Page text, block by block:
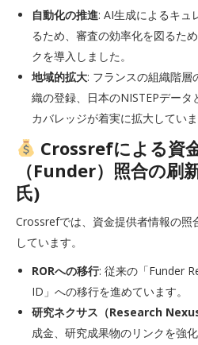
自動化の推進: AI生成によるキュ
るため、審査の効率化を図るた
クを導入しました。
地域的拡大: フランスの組織階層
織の登録、日本のNISTEPデー
カバレッジが着実に拡大していま
Crossrefによる資
（Funder）照合の
氏)
Crossrefでは、資金提供者情報の照
しています。
RORへの移行: 従来の「Funder
ID」への移行を進めています。
研究ネクサス（Research
成金、研究成果物のリンクを強